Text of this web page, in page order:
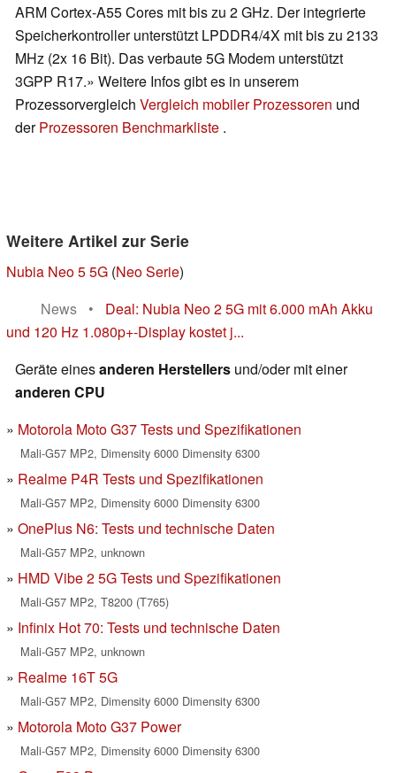
ARM Cortex-A55 Cores mit bis zu 2 GHz. Der integrierte
Speicherkontroller unterstützt LPDDR4/4X mit bis zu 2133
MHz (2x 16 Bit). Das verbaute 5G Modem unterstützt
3GPP R17.» Weitere Infos gibt es in unserem
Prozessorvergleich Vergleich mobiler Prozessoren und
derProzessoren Benchmarkliste .
Weitere Artikel zur Serie
Nubia Neo 5 5G (Neo Serie)
News
•
Deal: Nubia Neo 2 5G mit 6.000 mAh Akku
und 120 Hz 1.080p+-Display kostet j...
Geräte einesanderen Herstellers und/oder mit einer
anderen CPU
Motorola Moto G37 Tests und Spezifikationen
Mali-G57 MP2, Dimensity 6000 Dimensity 6300
Realme P4R Tests und Spezifikationen
Mali-G57 MP2, Dimensity 6000 Dimensity 6300
OnePlus N6: Tests und technische Daten
Mali-G57 MP2, unknown
HMD Vibe 2 5G Tests und Spezifikationen
Mali-G57 MP2, T8200 (T765)
Infinix Hot 70: Tests und technische Daten
Mali-G57 MP2, unknown
Realme 16T 5G
Mali-G57 MP2, Dimensity 6000 Dimensity 6300
Motorola Moto G37 Power
Mali-G57 MP2, Dimensity 6000 Dimensity 6300